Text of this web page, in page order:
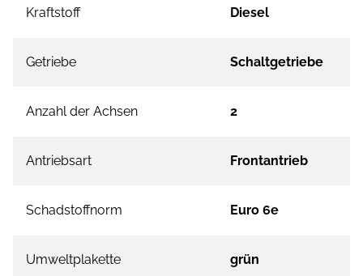
Kraftstoff Diesel
Getriebe Schaltgetriebe
Anzahl der Achsen 2
Antriebsart Frontantrieb
Schadstoffnorm Euro 6e
Umweltplakette grün